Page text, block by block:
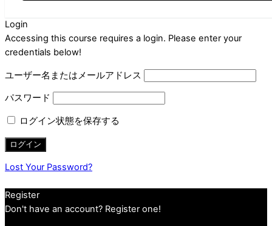
Login
Accessing this course requires a login. Please enter your
credentials below!
ユーザー名またはメールアドレス
パスワード
ログイン状態を保存する
Lost Your Password?
Register
Don't have an account? Register one!